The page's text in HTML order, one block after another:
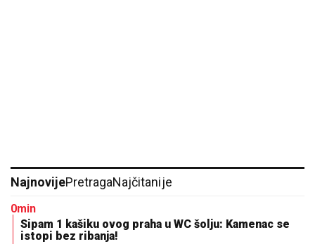
NajnovijePretragaNajčitanije
0min
Sipam 1 kašiku ovog praha u WC šolju: Kamenac se
istopi bez ribanja!